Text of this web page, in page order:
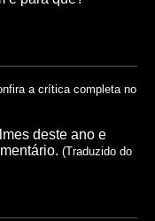
a crítica completa no
deste ano e
(Traduzido do